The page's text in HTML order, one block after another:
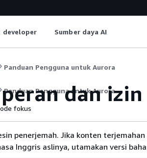
developer Sumber daya AI
Panduan Pengguna untuk Aurora
Panduan Pengguna untuk Aurora
dan izin
fokus
penerjemah. Jika konten
Inggris aslinya, utamakan versi